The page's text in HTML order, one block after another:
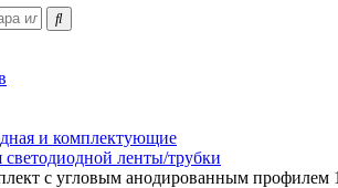
и комплектующие
светодиодной ленты/трубки
с угловым анодированным профилем